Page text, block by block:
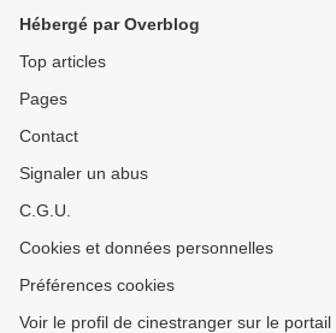
Hébergé par Overblog
Top articles
Pages
Contact
Signaler un abus
C.G.U.
Cookies et données personnelles
Préférences cookies
Voir le profil de cinestranger sur le portail